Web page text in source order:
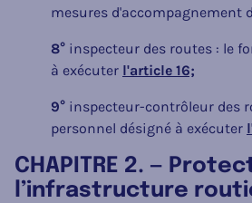
mesures d'accompagnement
8° inspecteur des routes : le
à exécuter l'article 16;
9° inspecteur-contrôleur des
personnel désigné à exécuter
CHAPITRE 2. —
l’infrastructure